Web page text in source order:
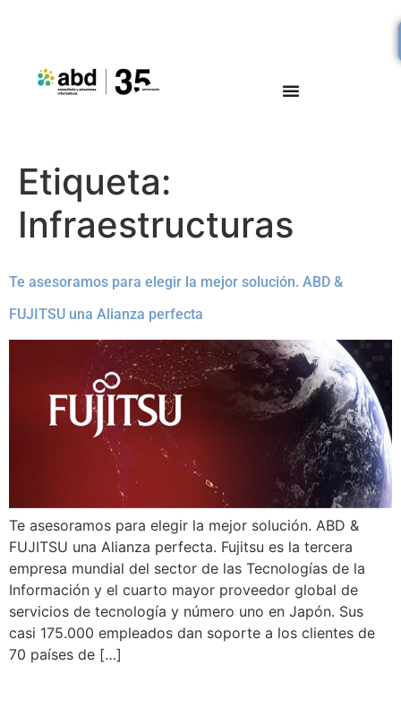
Etiqueta:
Infraestructuras
Te asesoramos para elegir la mejor solución. ABD &
FUJITSU una Alianza perfecta
Te asesoramos para elegir la mejor solución. ABD &
FUJITSU una Alianza perfecta. Fujitsu es la tercera
empresa mundial del sector de las Tecnologías de la
Información y el cuarto mayor proveedor global de
servicios de tecnología y número uno en Japón. Sus
casi 175.000 empleados dan soporte a los clientes de
70 países de […]